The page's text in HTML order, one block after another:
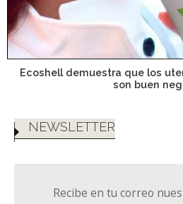
Ecoshell demuestra que los
son buen
NEWSLETTER
Recibe en tu correo